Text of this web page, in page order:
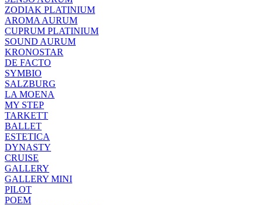
ZODIAK PLATINIUM
AROMA AURUM
CUPRUM PLATINIUM
SOUND AURUM
KRONOSTAR
DE FACTO
SYMBIO
SALZBURG
LA MOENA
MY STEP
TARKETT
BALLET
ESTETICA
DYNASTY
CRUISE
GALLERY
GALLERY MINI
PILOT
POEM